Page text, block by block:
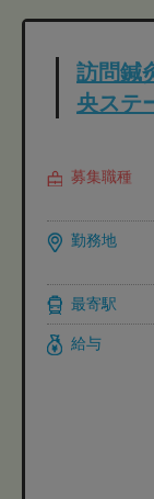
訪問鍼
央ステ
募集職種
勤務地
最寄駅
給与